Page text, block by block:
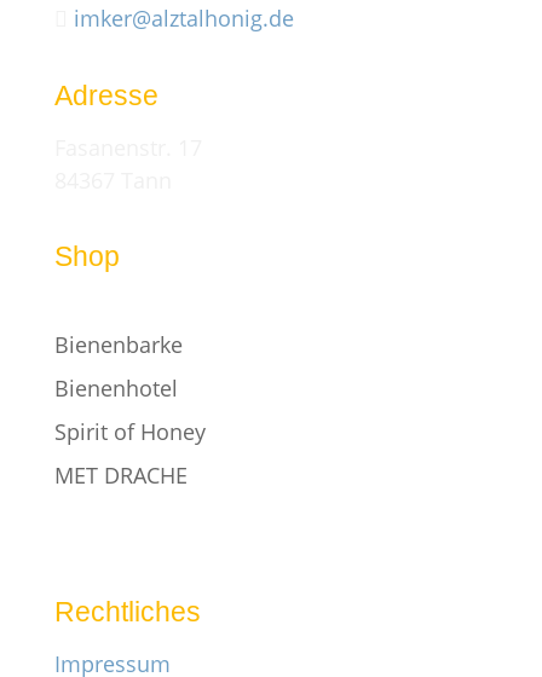
imker@alztalhonig.de
Adresse
Shop
Bienenbarke
Bienenhotel
Spirit of Honey
MET DRACHE
Rechtliches
Impressum